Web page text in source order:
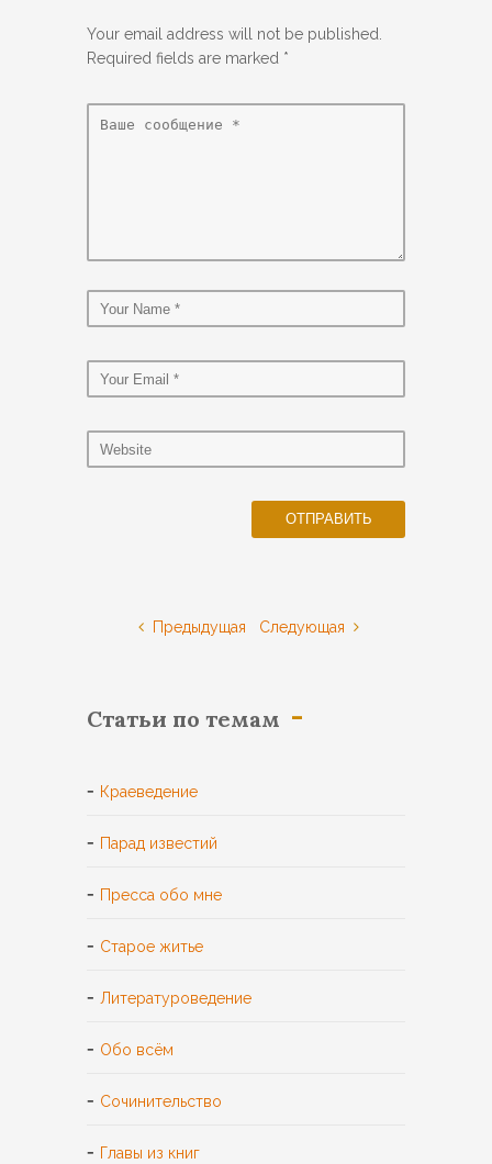
Your email address will not be published.
Required fields are marked *
Предыдущая Следующая
Статьи по темам
Краеведение
Парад известий
Пресса обо мне
Старое житье
Литературоведение
Обо всём
Сочинительство
Главы из книг